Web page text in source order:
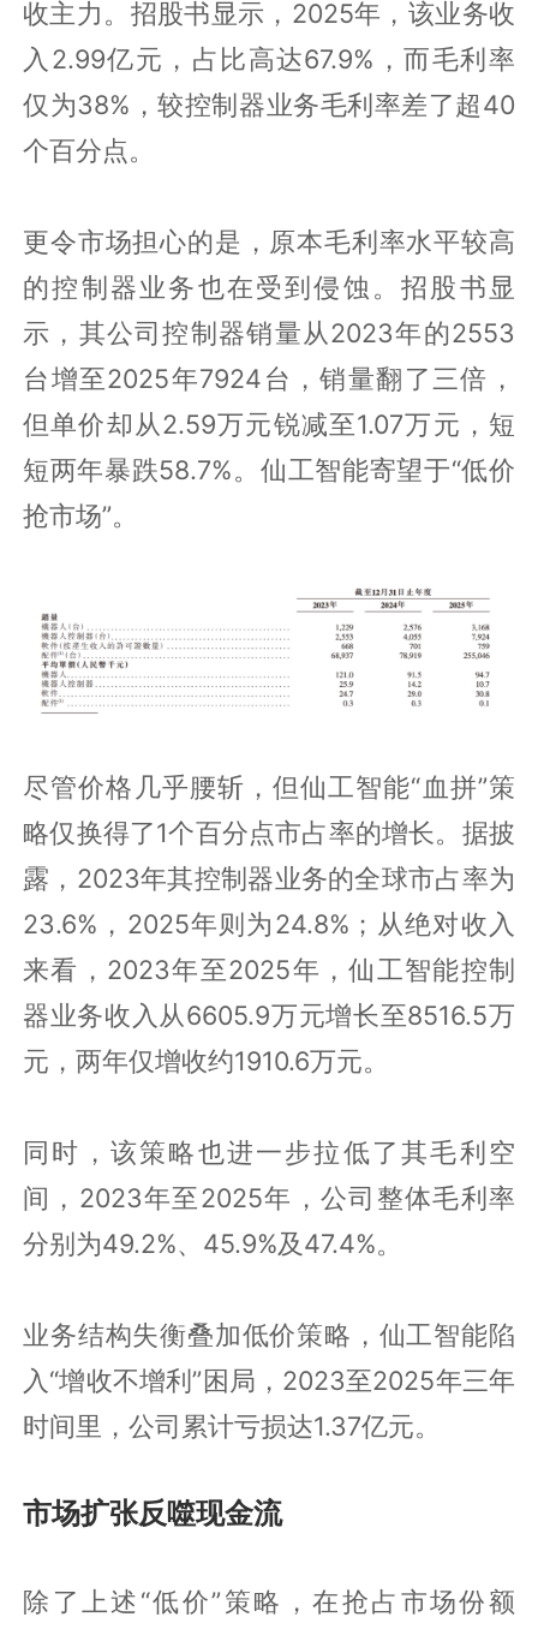
收主力。招股书显示，2025年，该业务收
入2.99亿元，占比高达67.9%，而毛利率
仅为38%，较控制器业务毛利率差了超40
个百分点。
更令市场担心的是，原本毛利率水平较高
的控制器业务也在受到侵蚀。招股书显
示，其公司控制器销量从2023年的2553
台增至2025年7924台，销量翻了三倍，
但单价却从2.59万元锐减至1.07万元，短
短两年暴跌58.7%。仙工智能寄望于“低价
抢市场”。
尽管价格几乎腰斩，但仙工智能“血拼”策
略仅换得了1个百分点市占率的增长。据披
露，2023年其控制器业务的全球市占率为
23.6%，2025年则为24.8%；从绝对收入
来看，2023年至2025年，仙工智能控制
器业务收入从6605.9万元增长至8516.5万
元，两年仅增收约1910.6万元。
同时，该策略也进一步拉低了其毛利空
间，2023年至2025年，公司整体毛利率
分别为49.2%、45.9%及47.4%。
业务结构失衡叠加低价策略，仙工智能陷
入“增收不增利”困局，2023至2025年三年
时间里，公司累计亏损达1.37亿元。
市场扩张反噬现金流
除了上述“低价”策略，在抢占市场份额